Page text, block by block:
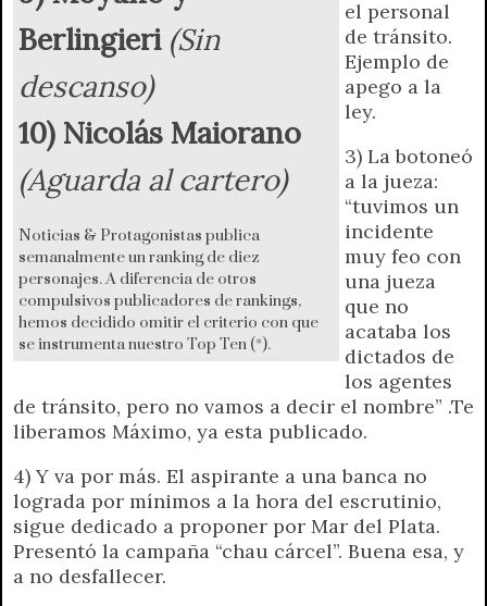
Berlingieri(Sin
descanso)
10) Nicolás Maiorano
(Aguarda al cartero)
Noticias & Protagonistas publica
semanalmente un ranking de diez
personajes. A diferencia de otros
compulsivos publicadores de rankings,
hemos decidido omitir el criterio con que
se instrumenta nuestro Top Ten (*).
el personal
de tránsito.
Ejemplo de
apego a la
ley.
3) La botoneó
a la jueza:
“tuvimos un
incidente
muy feo con
una jueza
que no
acataba los
dictados de
los agentes
de tránsito, pero no vamos a decir el nombre” .Te
liberamos Máximo, ya esta publicado.
4) Y va por más. El aspirante a una banca no
lograda por mínimos a la hora del escrutinio,
sigue dedicado a proponer por Mar del Plata.
Presentó la campaña “chau cárcel”. Buena esa, y
a no desfallecer.